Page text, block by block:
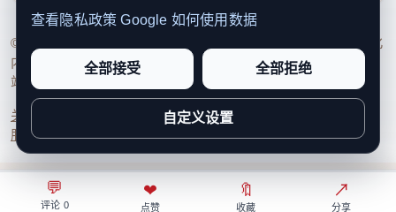
💬
评论 0
❤
点赞
🔖
收藏
↗
分享
© 2026 新欧洲·欧洲头条. All Rights Reserved. 本网站持续优化
内容透明度、联系方式与用户权利说明，以提升品牌信任感和
站点完整度。
关于我们 编辑规范日期归档隐私政策
服务条款联系我们
查看隐私政策 Google 如何使用数据
全部接受 全部拒绝
自定义设置
⌂
首页
◎
关注
↗
热榜
○
我的